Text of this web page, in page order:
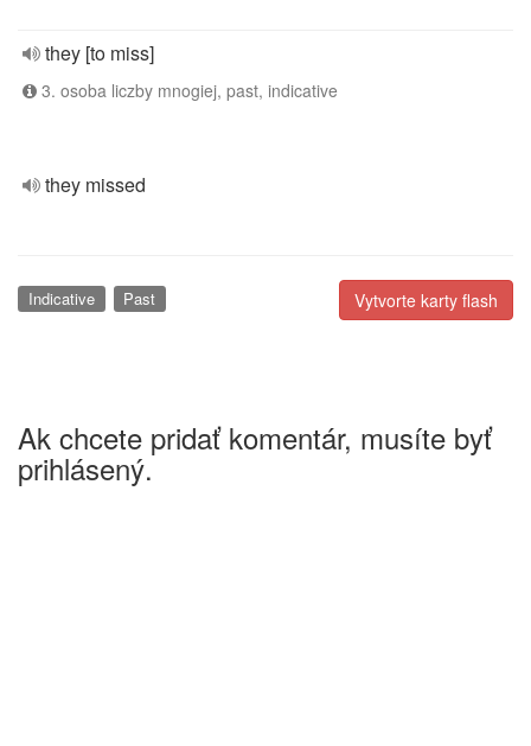
they [to miss]
3. osoba liczby mnogiej, past, indicative
they missed
Vytvorte karty flash
Indicative Past
Ak chcete pridať komentár, musíte byť
prihlásený.